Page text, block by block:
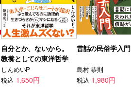
自分とか、ないから。
教養としての東洋哲学
しんめいP
税込 1,650円
昔話の民俗学入門
島村 恭則
税込 1,980円